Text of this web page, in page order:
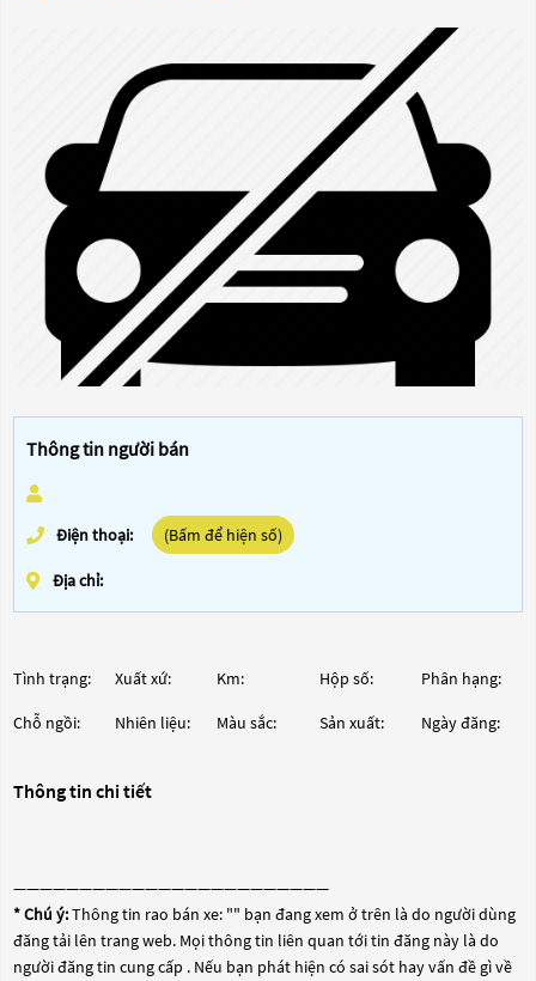
Thông tin người bán
Điện thoại: (Bấm để hiện số)
Địa chỉ:
Tình trạng: Xuất xứ: Km: Hộp số: Phân hạng:
Chỗ ngồi: Nhiên liệu: Màu sắc: Sản xuất: Ngày đăng:
Thông tin chi tiết
————————————————————————
* Chú ý:Thông tin rao bán xe: "" bạn đang xem ở trên là do người dùng
đăng tải lên trang web. Mọi thông tin liên quan tới tin đăng này là do
người đăng tin cung cấp . Nếu bạn phát hiện có sai sót hay vấn đề gì về